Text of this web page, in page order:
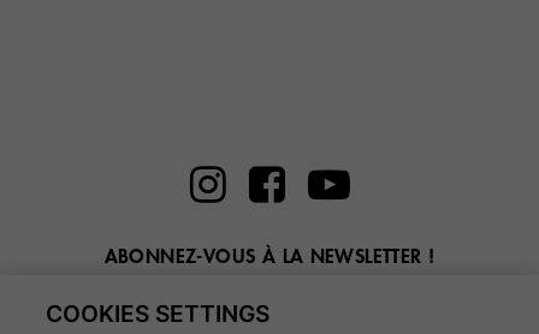
ABONNEZ-VOUS À LA NEWSLETTER !
COOKIES SETTINGS